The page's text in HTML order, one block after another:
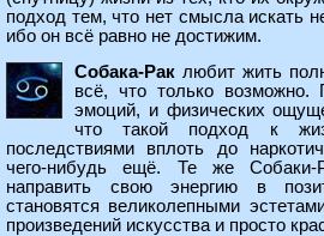
подход тем, что нет смысла искать
ибо он всё равно не достижим.
Собака-Рак любит жить
всё, что только возможно.
эмоций, и физических
что такой подход к
последствиями вплоть до
чего-нибудь ещё. Те же Собаки-
направить свою энергию в
становятся великолепными
произведений искусства и просто